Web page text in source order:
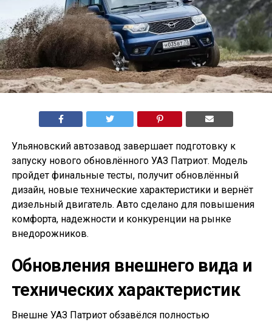
Ульяновский автозавод завершает подготовку к
запуску нового обновлённого УАЗ Патриот. Модель
пройдет финальные тесты, получит обновлённый
дизайн, новые технические характеристики и вернёт
дизельный двигатель. Авто сделано для повышения
комфорта, надежности и конкуренции на рынке
внедорожников.
Обновления внешнего вида и
технических характеристик
Внешне УАЗ Патриот обзавёлся полностью